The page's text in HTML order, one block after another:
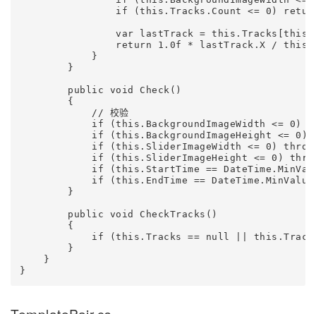
if (this.Tracks.Count <= 0)
var lastTrack =
return 1.0f * lastTrack.X /
            }
        }
        public void Check()
        {
            // 校验
if (this.BackgroundImageWidth <= 0)
if (this.BackgroundImageHeight <= 0)
if (this.SliderImageWidth <= 0) throw
if (this.SliderImageHeight <= 0)
if (this.StartTime ==
if (this.EndTime ==
        }
        public void CheckTracks()
        {
if (this.Tracks == null ||
        }
    }
}